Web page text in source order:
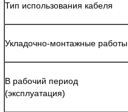
Тип использования кабеля
Укладочно-монтажные работы
В рабочий период
(эксплуатация)